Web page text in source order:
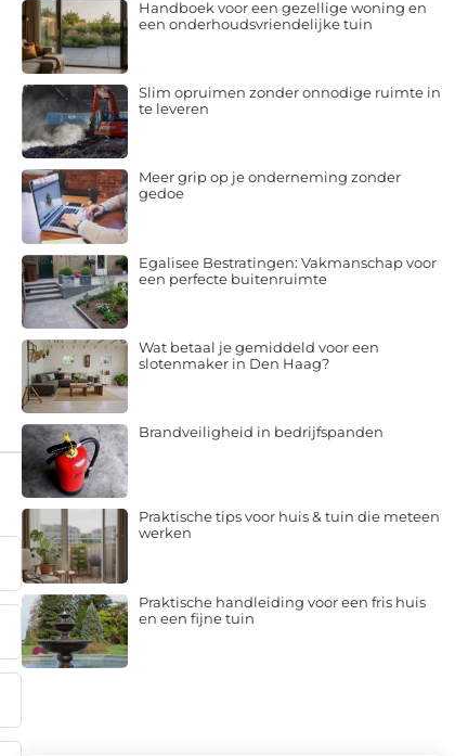
Handboek voor een gezellige woning en
een onderhoudsvriendelijke tuin
Slim opruimen zonder onnodige ruimte in
te leveren
Meer grip op je onderneming zonder
gedoe
Egalisee Bestratingen: Vakmanschap voor
een perfecte buitenruimte
Wat betaal je gemiddeld voor een
slotenmaker in Den Haag?
Brandveiligheid in bedrijfspanden
Praktische tips voor huis & tuin die meteen
werken
Praktische handleiding voor een fris huis
en een fijne tuin